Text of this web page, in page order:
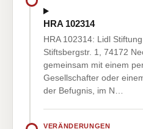
HRA 102314
HRA 102314: Lidl
Stiftsbergstr. 1, 74172
gemeinsam mit einem
Gesellschafter oder
der Befugnis, im N…
VERÄNDERUNGEN